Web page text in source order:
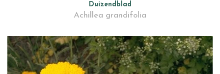
Duizendblad
Achillea grandifolia